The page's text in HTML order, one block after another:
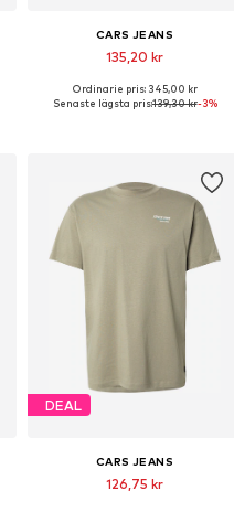
CARS JEANS
135,20 kr
Tillgängliga storlekar: M, L, XL
Ordinarie pris: 345,00 kr
Senaste lägsta pris:139,30 kr-3%
DEAL
CARS JEANS
126,75 kr